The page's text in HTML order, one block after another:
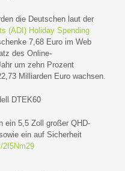
die Deutschen laut der
(ADI) Holiday Spending
7,68 Euro im Web
des Online-
um zehn Prozent
Milliarden Euro wachsen.
DTEK60
ein 5,5 Zoll großer QHD-
ein auf Sicherheit
2f5Nm29